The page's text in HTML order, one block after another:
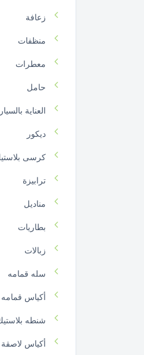
زعافة
منظفات
معطرات
حامل
العناية
ديكور
كرسى
ترابيزة
مناديل
بطاريات
زبالات
سله قمامه
أكياس قمامه
شنطه
أكياس لاصقة